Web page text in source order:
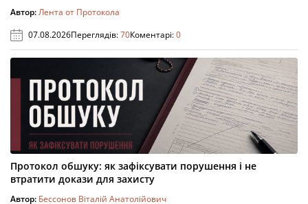
Автор:Лента от Протокола
07.08.2026Переглядів:70Коментарі:0
Протокол обшуку: як зафіксувати порушення і не
втратити докази для захисту
Автор: Бессонов Віталій Анатолійович